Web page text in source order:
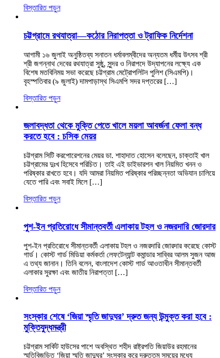
বিস্তারিত পড়ুন
চট্টগ্রামে রথযাত্রা—কঠোর নিরাপত্তা ও ট্রাফিক নির্দেশনা
আগামী ১৬ জুলাই অনুষ্ঠিতব্য সনাতন ধর্মাবলম্বীদের অন্যতম ধর্মীয় উৎসব শ্রী
শ্রী জগন্নাথ দেবের রথযাত্রা সুষ্ঠু, সুন্দর ও নিরাপদে উদ্‌যাপনের লক্ষ্যে এক
বিশেষ মতবিনিময় সভা করেছে চট্টগ্রাম মেট্রোপলিটন পুলিশ (সিএমপি)।
বৃহস্পতিবার (৯ জুলাই) দামপাড়াস্থ সিএমপি সদর দপ্তরের […]
বিস্তারিত পড়ুন
জলাবদ্ধতা থেকে মুক্তি পেতে খালে ময়লা আবর্জনা ফেলা বন্ধ
করতে হবে : চসিক মেয়র
চট্টগ্রাম সিটি করপোরেশনের মেয়র ডা. শাহাদাত হোসেন বলেছেন, চাক্তাই খাল
চট্টগ্রামের দুঃখ হিসেবে পরিচিত। তাই এই ডাইভারশন খাল নিয়মিত খনন ও
পরিষ্কার রাখতে হবে। যদি আমরা নিয়মিত পরিষ্কার পরিচ্ছন্নতা অভিযান চালিয়ে
যেতে পারি এবং সবাই মিলে […]
বিস্তারিত পড়ুন
পুশ-ইন প্রতিরোধে সীমান্তবর্তী এলাকায় টহল ও নজরদারি জোরদার
পুশ-ইন প্রতিরোধে সীমান্তবর্তী এলাকায় টহল ও নজরদারি জোরদার করেছে কোস্ট
গার্ড। কোস্ট গার্ড মিডিয়া কর্মকর্তা লেফটেন্যান্ট কমান্ডার সাব্বির আলম সুজন আজ
এ তথ্য জানান। তিনি বলেন, বাংলাদেশ কোস্ট গার্ড আওতাধীন সীমান্তবর্তী
এলাকার সুরক্ষা এবং জাতীয় নিরাপত্তা […]
বিস্তারিত পড়ুন
সংস্কার শেষে ‘জিয়া স্মৃতি জাদুঘর’ দ্রুত জন্য উন্মুক্ত করা হবে :
মুক্তিযুদ্ধমন্ত্রী
চট্টগ্রাম সার্কিট হাউসের পাশে অবস্থিত শহীদ রাষ্ট্রপতি জিয়াউর রহমানের
স্মৃতিবিজড়িত ‘জিয়া স্মৃতি জাদুঘর’ সংস্কার করে দ্রুততম সময়ের মধ্যে